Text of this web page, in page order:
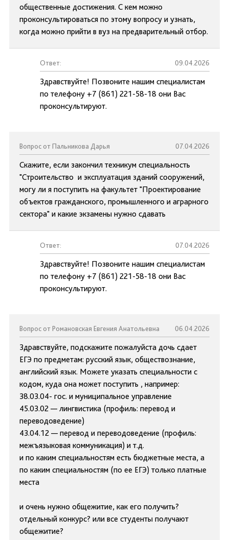
общественные достижения. С кем можно
проконсультироваться по этому вопросу и узнать,
когда можно прийти в вуз на предварительный отбор.
Ответ: 09.04.2026
Здравствуйте! Позвоните нашим специалистам
по телефону +7 (861) 221-58-18 они Вас
проконсультируют.
Вопрос от Пальникова Дарья 07.04.2026
Скажите, если закончил техникум специальность
"Строительство и эксплуатация зданий сооружений,
могу ли я поступить на факультет "Проектирование
объектов гражданского, промышленного и аграрного
сектора" и какие экзамены нужно сдавать
Ответ: 07.04.2026
Здравствуйте! Позвоните нашим специалистам
по телефону +7 (861) 221-58-18 они Вас
проконсультируют.
Вопрос от Романовская Евгения Анатольевна 06.04.2026
Здравствуйте, подскажите пожалуйста дочь сдает
ЕГЭ по предметам: русский язык, обществознание,
английский язык. Можете указать специальности с
кодом, куда она может поступить , например:
38.03.04- гос. и муниципальное управление
45.03.02 — лингвистика (профиль: перевод и
переводоведение)
43.04.12 — перевод и переводоведение (профиль:
межъязыковая коммуникация) и т.д.
и по каким специальностям есть бюджетные места, а
по каким специальностям (по ее ЕГЭ) только платные
места
и очень нужно общежитие, как его получить?
отдельный конкурс? или все студенты получают
общежитие?